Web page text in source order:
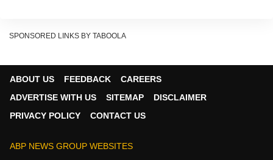
कौन हैं माखनलाल सरकार?
SPONSORED LINKS BY TABOOLA
ABOUT US FEEDBACK
CAREERS
ADVERTISE WITH US
SITEMAP
DISCLAIMER
PRIVACY POLICY
CONTACT US
ABP NEWS GROUP WEBSITES